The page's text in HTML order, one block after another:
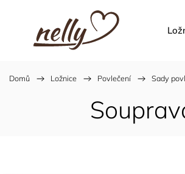
Domů / Ložnice / Povlečení / Sady